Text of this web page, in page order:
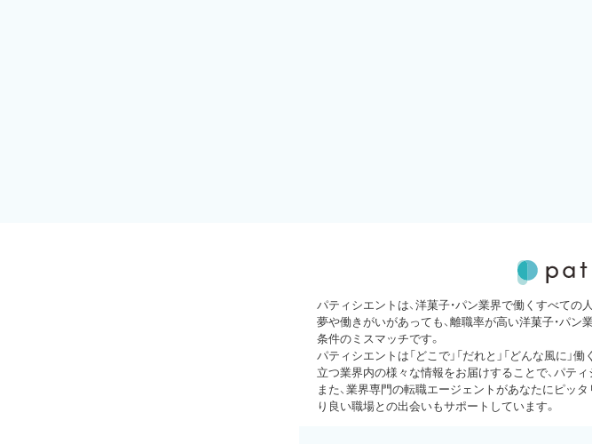
パティシエントは、洋菓子・パン業界で働くすべての
夢や働きがいがあっても、離職率が高い洋菓子・パ
条件のミスマッチです。
パティシエントは「どこで」「だれと」「どんな風に
立つ業界内の様々な情報をお届けすることで、パティ
また、業界専門の転職エージェントがあなたにピッ
り良い職場との出会いもサポートしています。